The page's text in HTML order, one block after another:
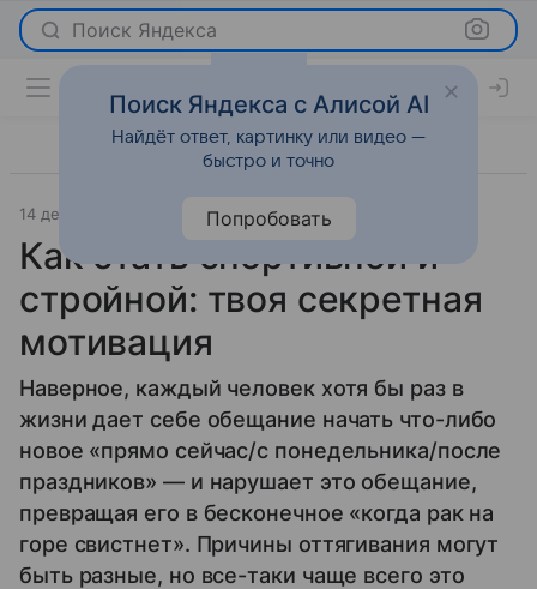
Поиск Яндекса
14 декабря 2021 О важном
Как стать спортивной и
стройной: твоя секретная
мотивация
Наверное, каждый человек хотя бы раз в
жизни дает себе обещание начать что-либо
новое «прямо сейчас/с понедельника/после
праздников» — и нарушает это обещание,
превращая его в бесконечное «когда рак на
горе свистнет». Причины оттягивания могут
быть разные, но все-таки чаще всего это
Поиск Яндекса с Алисой AI
Найдёт ответ, картинку или видео —
быстро и точно
Попробовать